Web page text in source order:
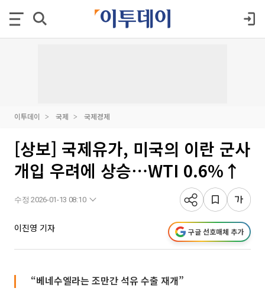
이투데이 국제 국제경제
[상보] 국제유가, 미국의 이란 군사
개입 우려에 상승⋯WTI 0.6%↑
수정 2026-01-13 08:10
이진영 기자 구글 선호매체 추가
“베네수엘라는 조만간 석유 수출 재개”